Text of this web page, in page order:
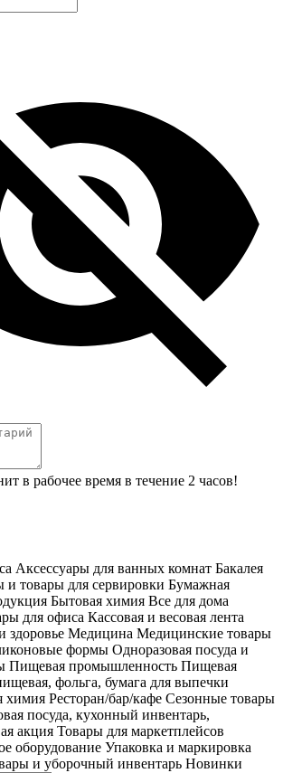
в рабочее время в течение 2 часов!
Аксессуары для ванных комнат Бакалея
и товары для сервировки Бумажная
Бытовая химия Все для дома
для офиса Кассовая и весовая лента
здоровье Медицина Медицинские товары
формы Одноразовая посуда и
Пищевая промышленность Пищевая
фольга, бумага для выпечки
химия Ресторан/бар/кафе Сезонные товары
посуда, кухонный инвентарь,
акция Товары для маркетплейсов
оборудование Упаковка и маркировка
и уборочный инвентарь Новинки